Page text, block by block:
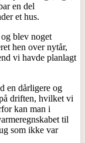
en del
et hus.
blev noget
hen over nytår,
vi havde planlagt
en dårligere og
driften, hvilket vi
kan man i
til
som ikke var